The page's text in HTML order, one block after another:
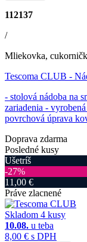
112137
/
Mliekovka,
Tescoma CLUB -
- stolová nádoba na
zariadenia -
povrchová úprava
Doprava zdarma
Posledné kusy
Ušetríš
‐27%
11,00 €
Práve zlacnené
Skladom 4 kusy
10.08. u teba
8,00 € s DPH